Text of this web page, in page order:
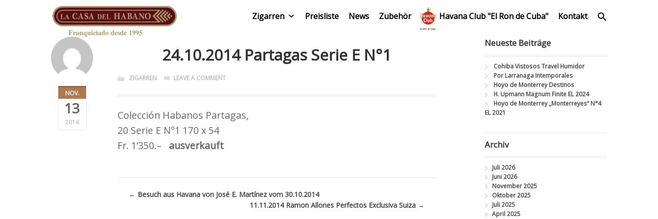
Franquiciado desde 1995
Zigarren Preisliste News Zubehör Havana Club "El Ron de Cuba" Kontakt
NOV.
13
2014
24.10.2014 Partagas Serie E N°1
ZIGARREN LEAVE A COMMENT
Colección Habanos Partagas,
20 Serie E N°1 170 x 54
Fr. 1’350.– ausverkauft
← Besuch aus Havana von José E. Martínez vom 30.10.2014
11.11.2014 Ramon Allones Perfectos Exclusiva Suiza →
Neueste Beiträge
Cohiba Vistosos Travel Humidor
Por Larranaga Intemporales
Hoyo de Monterrey Destinos
H. Upmann Magnum Finite EL 2024
Hoyo de Monterrey „Monterreyes“ N°4
EL 2021
Archiv
Juli 2026
Juni 2026
November 2025
Oktober 2025
Juli 2025
April 2025